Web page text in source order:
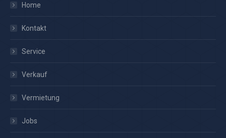
Home
Kontakt
Service
Verkauf
Vermietung
Jobs